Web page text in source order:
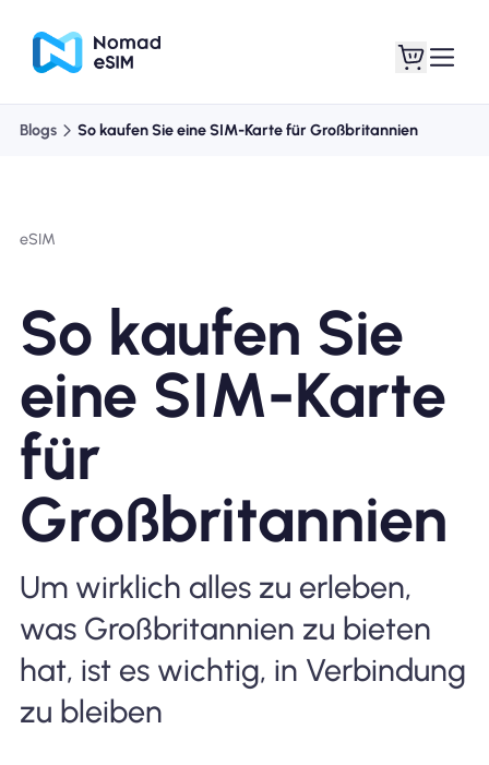
Shop-Tarife
Über eSIM
Warum Nomad eSIM
Verwendung einer eSIM
Für das Geschäft
Blogs So kaufen Sie eine SIM-Karte für Großbritannien
eSIM
So kaufen Sie
eine SIM-Karte
für
Großbritannien
Um wirklich alles zu erleben,
was Großbritannien zu bieten
hat, ist es wichtig, in Verbindung
zu bleiben